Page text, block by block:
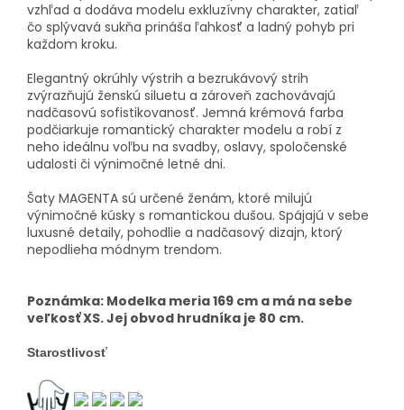
vzhľad a dodáva modelu exkluzívny charakter, zatiaľ
čo splývavá sukňa prináša ľahkosť a ladný pohyb pri
každom kroku.
Elegantný okrúhly výstrih a bezrukávový strih
zvýrazňujú ženskú siluetu a zároveň zachovávajú
nadčasovú sofistikovanosť. Jemná krémová farba
podčiarkuje romantický charakter modelu a robí z
neho ideálnu voľbu na svadby, oslavy, spoločenské
udalosti či výnimočné letné dni.
Šaty MAGENTA sú určené ženám, ktoré milujú
výnimočné kúsky s romantickou dušou. Spájajú v sebe
luxusné detaily, pohodlie a nadčasový dizajn, ktorý
nepodlieha módnym trendom.
Poznámka: Modelka meria 169 cm a má na sebe
veľkosť XS. Jej obvod hrudníka je 80 cm.
Starostlivosť